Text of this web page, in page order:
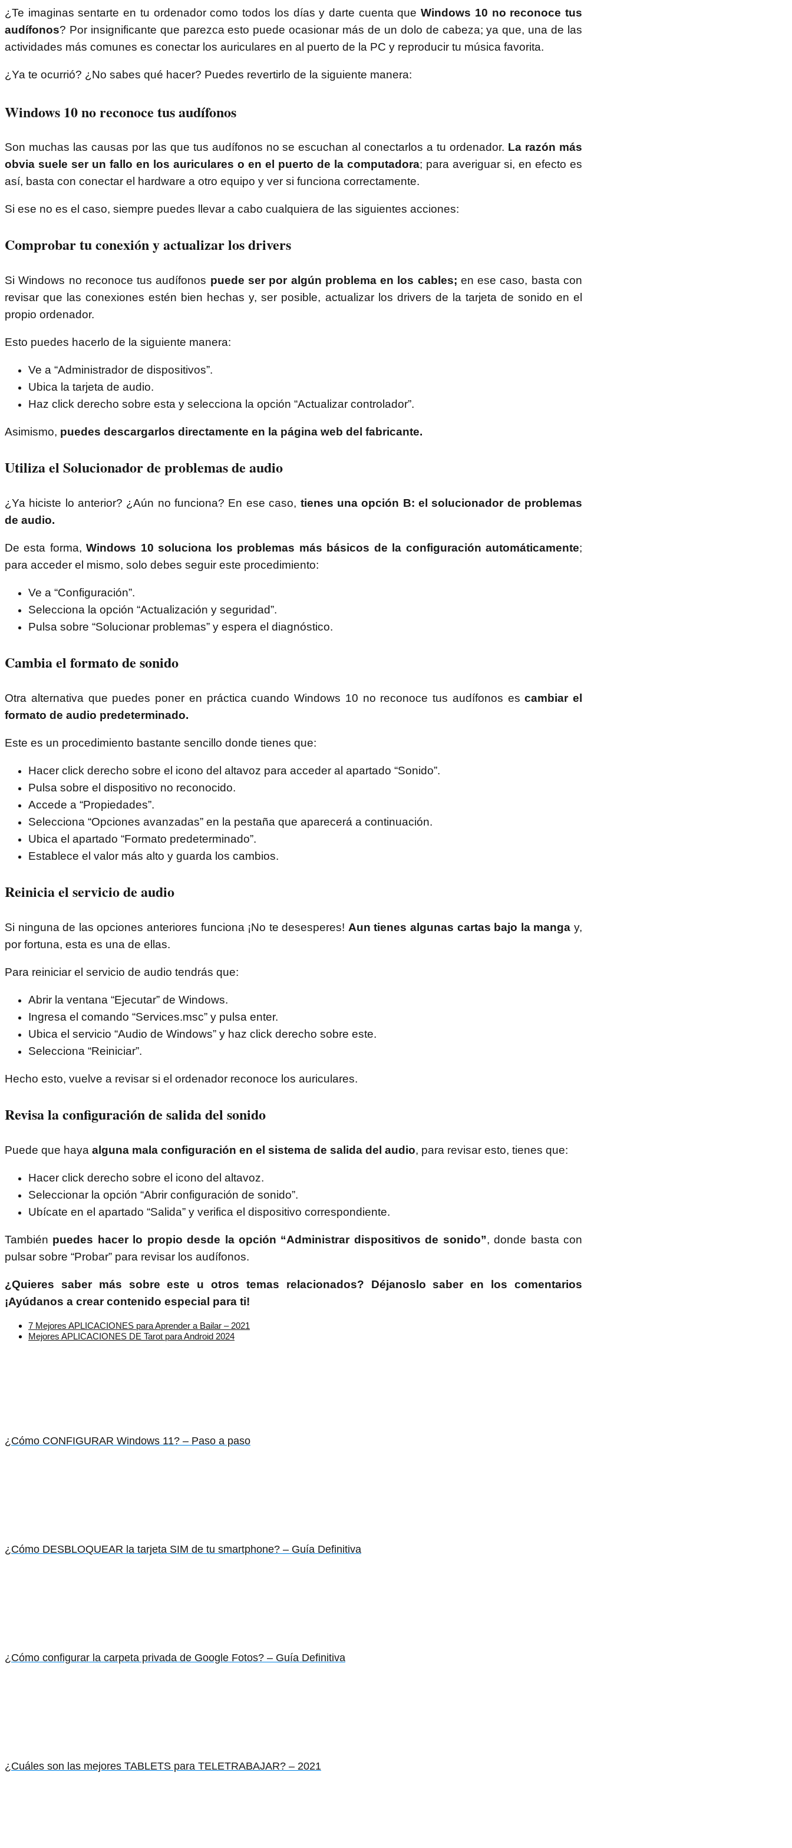
¿Te imaginas sentarte en tu ordenador como todos los días y darte cuenta queWindows 10 no reconoce tus
audífonos? Por insignificante que parezca esto puede ocasionar más de un dolo de cabeza; ya que, una de las
actividades más comunes es conectar los auriculares en al puerto de la PC y reproducir tu música favorita.
¿Ya te ocurrió? ¿No sabes qué hacer? Puedes revertirlo de la siguiente manera:
Windows 10 no reconoce tus audífonos
Son muchas las causas por las que tus audífonos no se escuchan al conectarlos a tu ordenador. La razón más
obvia suele ser un fallo en los auriculares o en el puerto de la computadora; para averiguar si, en efecto es
así, basta con conectar el hardware a otro equipo y ver si funciona correctamente.
Si ese no es el caso, siempre puedes llevar a cabo cualquiera de las siguientes acciones:
Comprobar tu conexión y actualizar los drivers
Si Windows no reconoce tus audífonos puede ser por algún problema en los cables; en ese caso, basta con
revisar que las conexiones estén bien hechas y, ser posible, actualizar los drivers de la tarjeta de sonido en el
propio ordenador.
Esto puedes hacerlo de la siguiente manera:
Ve a “Administrador de dispositivos”.
Ubica la tarjeta de audio.
Haz click derecho sobre esta y selecciona la opción “Actualizar controlador”.
Asimismo, puedes descargarlos directamente en la página web del fabricante.
Utiliza el Solucionador de problemas de audio
¿Ya hiciste lo anterior? ¿Aún no funciona? En ese caso, tienes una opción B: el solucionador de problemas
de audio.
De esta forma,Windows 10 soluciona los problemas más básicos de la configuración automáticamente;
para acceder el mismo, solo debes seguir este procedimiento:
Ve a “Configuración”.
Selecciona la opción “Actualización y seguridad”.
Pulsa sobre “Solucionar problemas” y espera el diagnóstico.
Cambia el formato de sonido
Otra alternativa que puedes poner en práctica cuando Windows 10 no reconoce tus audífonos escambiar el
formato de audio predeterminado.
Este es un procedimiento bastante sencillo donde tienes que:
Hacer click derecho sobre el icono del altavoz para acceder al apartado “Sonido”.
Pulsa sobre el dispositivo no reconocido.
Accede a “Propiedades”.
Selecciona “Opciones avanzadas” en la pestaña que aparecerá a continuación.
Ubica el apartado “Formato predeterminado”.
Establece el valor más alto y guarda los cambios.
Reinicia el servicio de audio
Si ninguna de las opciones anteriores funciona ¡No te desesperes! Aun tienes algunas cartas bajo la mangay,
por fortuna, esta es una de ellas.
Para reiniciar el servicio de audio tendrás que:
Abrir la ventana “Ejecutar” de Windows.
Ingresa el comando “Services.msc” y pulsa enter.
Ubica el servicio “Audio de Windows” y haz click derecho sobre este.
Selecciona “Reiniciar”.
Hecho esto, vuelve a revisar si el ordenador reconoce los auriculares.
Revisa la configuración de salida del sonido
Puede que haya alguna mala configuración en el sistema de salida del audio, para revisar esto, tienes que:
Hacer click derecho sobre el icono del altavoz.
Seleccionar la opción “Abrir configuración de sonido”.
Ubícate en el apartado “Salida” y verifica el dispositivo correspondiente.
También puedes hacer lo propio desde la opción “Administrar dispositivos de sonido”, donde basta con
pulsar sobre “Probar” para revisar los audífonos.
¿Quieres saber más sobre este u otros temas relacionados? Déjanoslo saber en los comentarios
¡Ayúdanos a crear contenido especial para ti!
7 Mejores APLICACIONES para Aprender a Bailar – 2021
Mejores APLICACIONES DE Tarot para Android 2024
¿Cómo CONFIGURAR Windows 11? – Paso a paso
¿Cómo DESBLOQUEAR la tarjeta SIM de tu smartphone? – Guía Definitiva
¿Cómo configurar la carpeta privada de Google Fotos? – Guía Definitiva
¿Cuáles son las mejores TABLETS para TELETRABAJAR? – 2021